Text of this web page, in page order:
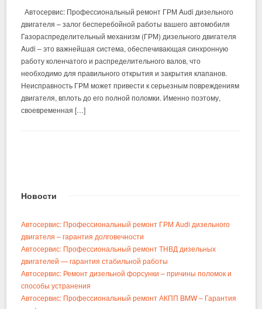
Автосервис: Профессиональный ремонт ГРМ Audi дизельного
двигателя – залог бесперебойной работы вашего автомобиля
Газораспределительный механизм (ГРМ) дизельного двигателя
Audi – это важнейшая система, обеспечивающая синхронную
работу коленчатого и распределительного валов, что
необходимо для правильного открытия и закрытия клапанов.
Неисправность ГРМ может привести к серьезным повреждениям
двигателя, вплоть до его полной поломки. Именно поэтому,
своевременная […]
Новости
Автосервис: Профессиональный ремонт ГРМ Audi дизельного
двигателя – гарантия долговечности
Автосервис: Профессиональный ремонт ТНВД дизельных
двигателей — гарантия стабильной работы
Автосервис: Ремонт дизельной форсунки – причины поломок и
способы устранения
Автосервис: Профессиональный ремонт АКПП BMW – Гарантия